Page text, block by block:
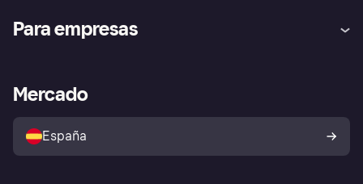
Inicio de sesión
Directorio de tiendas
Política de protección al
comprador de Klarna
Reclamaciones
Para empresas
Acceso empresas
Mercado
España